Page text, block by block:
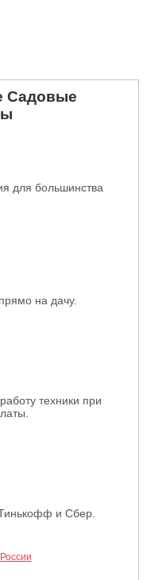
Садовые
для большинства
на дачу.
техники при
и Сбер.